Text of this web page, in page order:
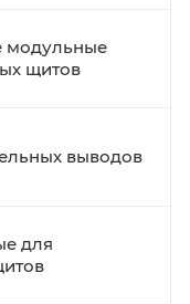
модульные
щитов
выводов
для